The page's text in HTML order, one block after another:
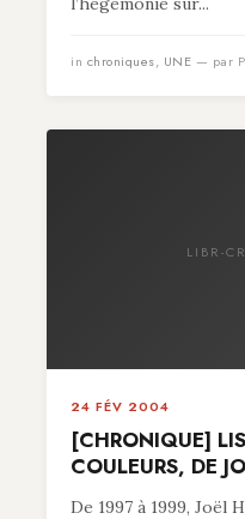
in chroniques, UNE — par
LIBR-
24 FÉV 2004
[CHRONIQUE]
COULEURS, DE
De 1997 à 1999, Joël